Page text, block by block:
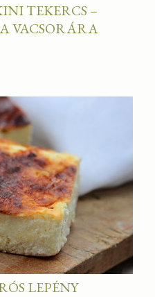
TEKERCS –
VACSORÁRA
LEPÉNY